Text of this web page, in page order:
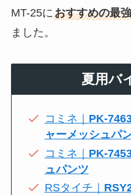
MT-25におすすめの最
ました。
夏用バ
コミネ｜ PK-
ャーメッシュパ
コミネ｜ PK-
ュパンツ
RSタイチ｜